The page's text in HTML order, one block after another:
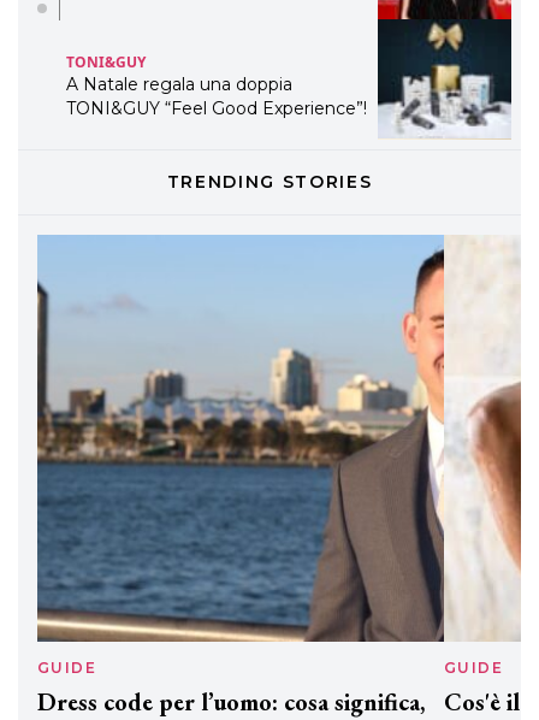
TONI&GUY
A Natale regala una doppia
TONI&GUY “Feel Good Experience”!
LABEL.M lancia la sua innovativa ed
professionali
TRENDING STORIES
GUIDE
Dress code per l’uomo: cosa significa,
GUIDE